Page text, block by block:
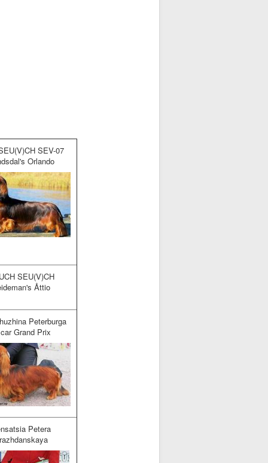
SEV-07
Orlando
SEU(V)CH
Åttio
Peterburga
Grand Prix
Petera